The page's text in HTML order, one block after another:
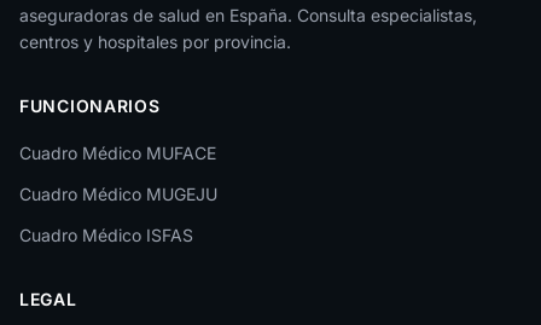
La Rioja
León
Lleida
Lugo
Málaga
aseguradoras de salud en España. Consulta especialistas,
centros y hospitales por provincia.
FUNCIONARIOS
Cuadro Médico MUFACE
Cuadro Médico MUGEJU
Cuadro Médico ISFAS
LEGAL